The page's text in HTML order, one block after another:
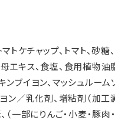
トケチャップ、トマト、砂糖
エキス、食塩、食用植物油脂
ブイヨン、マッシュルーム
ン／乳化剤、増粘剤（加工
（一部にりんご・小麦・豚肉